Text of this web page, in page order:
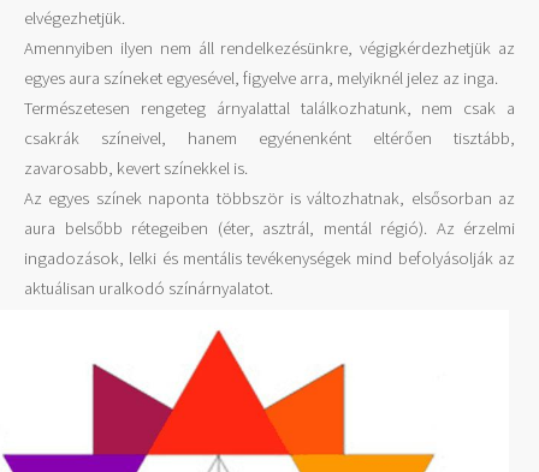
elvégezhetjük.
Amennyiben ilyen nem áll rendelkezésünkre, végigkérdezhetjük az
egyes aura színeket egyesével, figyelve arra, melyiknél jelez az inga.
Természetesen rengeteg árnyalattal találkozhatunk, nem csak a
csakrák színeivel, hanem egyénenként eltérően tisztább,
zavarosabb, kevert színekkel is.
Az egyes színek naponta többször is változhatnak, elsősorban az
aura belsőbb rétegeiben (éter, asztrál, mentál régió). Az érzelmi
ingadozások, lelki és mentális tevékenységek mind befolyásolják az
aktuálisan uralkodó színárnyalatot.